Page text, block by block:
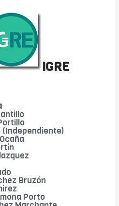
IGRE
(Independiente)
Bruzón
Porto